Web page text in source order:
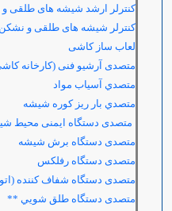
کنترلر ارشد شیشه های طلقی
کنترلر شیشه های طلقی و نشکن
لعاب ساز کاشی
متصدی آرشیو فنی (کارخانه
متصدي آسياب مواد
متصدي بار ريز كوره شيشه
متصدی دستگاه ایمنی محیط
متصدی دستگاه برش شیشه
متصدی دستگاه رفلکس
متصدی دستگاه شفاف کننده
متصدی دستگاه طلق شویي **